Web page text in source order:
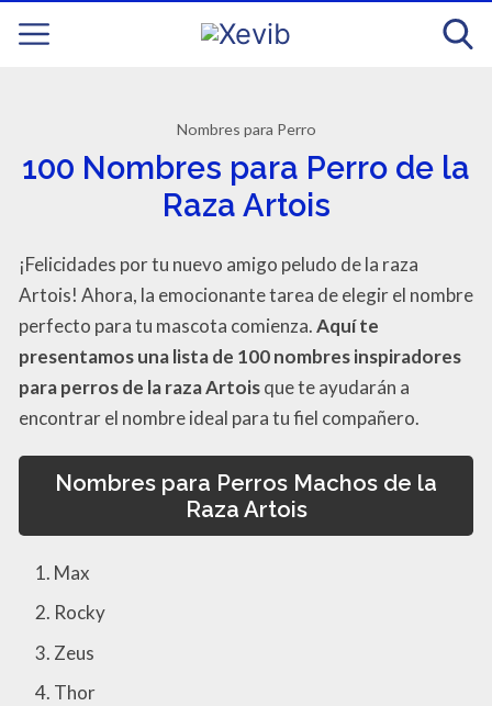
Nombres para Perro
100 Nombres para Perro de la
Raza Artois
¡Felicidades por tu nuevo amigo peludo de la raza
Artois! Ahora, la emocionante tarea de elegir el nombre
perfecto para tu mascota comienza.Aquí te
presentamos una lista de 100 nombres inspiradores
para perros de la raza Artoisque te ayudarán a
encontrar el nombre ideal para tu fiel compañero.
Nombres para Perros Machos de la
Raza Artois
Max
Rocky
Zeus
Thor